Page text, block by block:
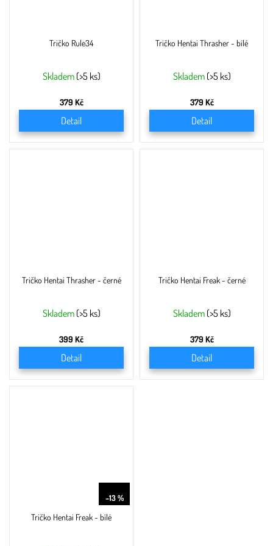
Tričko Rule34
Skladem (>5 ks)
379 Kč
Detail
Tričko Hentai Thrasher - bílé
Skladem (>5 ks)
379 Kč
Detail
Tričko Hentai Thrasher - černé
Skladem (>5 ks)
399 Kč
Detail
Tričko Hentai Freak - černé
Skladem (>5 ks)
379 Kč
Detail
–13 %
Tričko Hentai Freak - bílé